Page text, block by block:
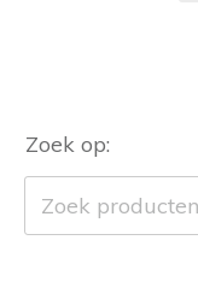
Zoek op:
Zoeken
naar: